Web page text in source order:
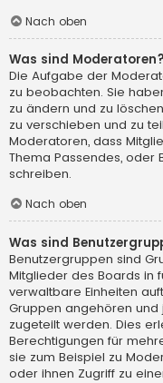
Nach oben
Was sind Moderatoren?
Die Aufgabe der
zu beobachten. Sie
zu ändern und zu
zu verschieben und zu
Moderatoren, dass
Thema Passendes, oder
schreiben.
Nach oben
Was sind
Benutzergruppen sind
Mitglieder des Boards in
verwaltbare Einheiten
Gruppen angehören
zugeteilt werden. Dies
Berechtigungen für
sie zum Beispiel zu
oder ihnen Zugriff zu